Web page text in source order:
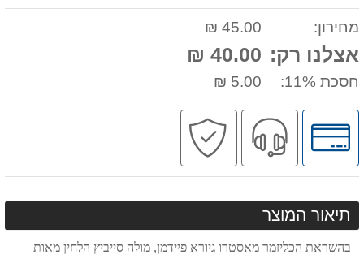
מחירון: 45.00 ₪
אצלנו רק: 40.00 ₪
חסכת 11%: 5.00 ₪
לחץ
לאפשרויות
תשלומים
שירות
מקצועי
תיאור המוצר
בהשראת הכליזמר מאסטרו גיורא פיידמן, מולה סייביץ הלחין מאות